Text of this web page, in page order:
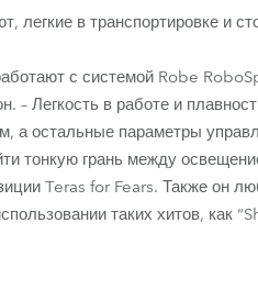
легкие в транспортировке и
с системой Robe
– Легкость в работе и
а остальные параметры
тонкую грань между
Teras for Fears. Также он
таких хитов, как